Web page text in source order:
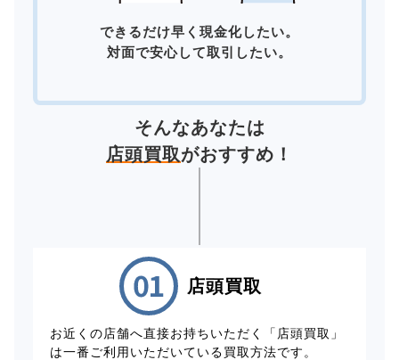
できるだけ早く現金化したい。
対面で安心して取引したい。
そんなあなたは
店頭買取がおすすめ！
店頭買取
お近くの店舗へ直接お持ちいただく「店頭買取」
は一番ご利用いただいている買取方法です。